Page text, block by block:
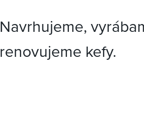
Navrhujeme,
renovujeme kefy.